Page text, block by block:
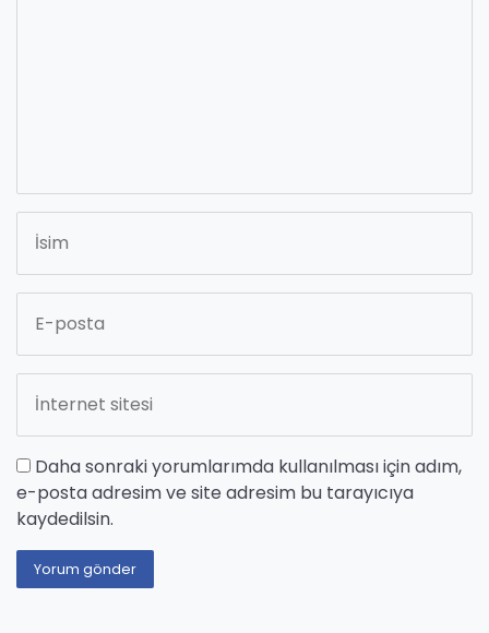
Daha sonraki yorumlarımda kullanılması için adım,
e-posta adresim ve site adresim bu tarayıcıya
kaydedilsin.